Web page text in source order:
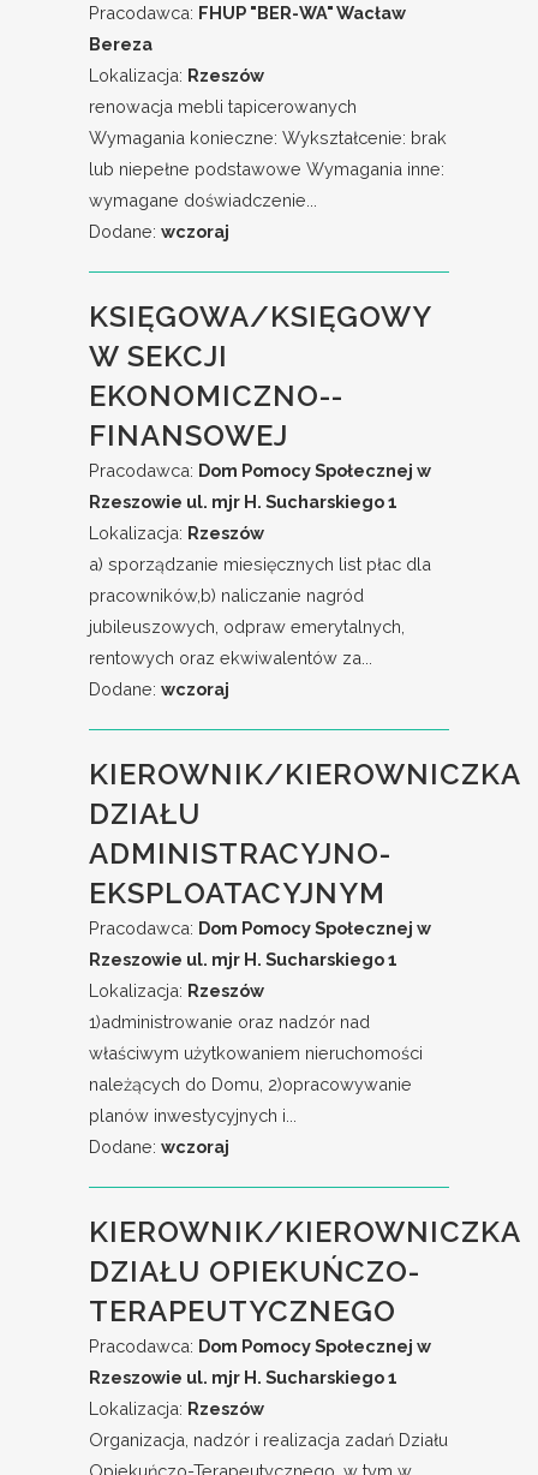
Pracodawca: FHUP "BER-WA" Wacław
Bereza
Lokalizacja: Rzeszów
renowacja mebli tapicerowanych
Wymagania konieczne: Wykształcenie: brak
lub niepełne podstawowe Wymagania inne:
wymagane doświadczenie...
Dodane: wczoraj
KSIĘGOWA/KSIĘGOWY
W SEKCJI
EKONOMICZNO--
FINANSOWEJ
Pracodawca: Dom Pomocy Społecznej w
Rzeszowie ul. mjr H. Sucharskiego 1
Lokalizacja: Rzeszów
a) sporządzanie miesięcznych list płac dla
pracowników,b) naliczanie nagród
jubileuszowych, odpraw emerytalnych,
rentowych oraz ekwiwalentów za...
Dodane: wczoraj
KIEROWNIK/KIEROWNICZKA
DZIAŁU
ADMINISTRACYJNO-
EKSPLOATACYJNYM
Pracodawca: Dom Pomocy Społecznej w
Rzeszowie ul. mjr H. Sucharskiego 1
Lokalizacja: Rzeszów
1)administrowanie oraz nadzór nad
właściwym użytkowaniem nieruchomości
należących do Domu, 2)opracowywanie
planów inwestycyjnych i...
Dodane: wczoraj
KIEROWNIK/KIEROWNICZKA
DZIAŁU OPIEKUŃCZO-
TERAPEUTYCZNEGO
Pracodawca: Dom Pomocy Społecznej w
Rzeszowie ul. mjr H. Sucharskiego 1
Lokalizacja: Rzeszów
Organizacja, nadzór i realizacja zadań Działu
Opiekuńczo-Terapeutycznego, w tym w